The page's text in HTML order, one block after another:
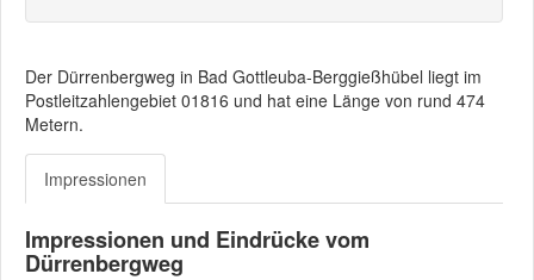
Der Dürrenbergweg in Bad Gottleuba-Berggießhübel liegt im
Postleitzahlengebiet 01816 und hat eine Länge von rund 474
Metern.
Impressionen
Impressionen und Eindrücke vom
Dürrenbergweg